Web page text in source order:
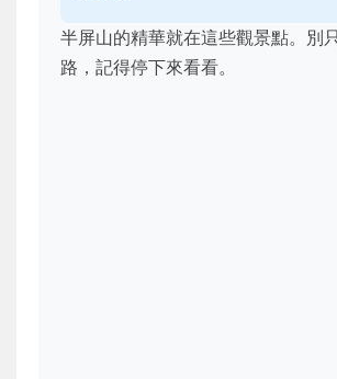
半屏山的精華就在這些觀景點。別
路，記得停下來看看。